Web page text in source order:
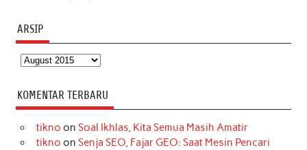
ARSIP
Arsip
KOMENTAR TERBARU
tikno on Soal Ikhlas, Kita Semua Masih Amatir
tikno on Senja SEO, Fajar GEO: Saat Mesin Pencari